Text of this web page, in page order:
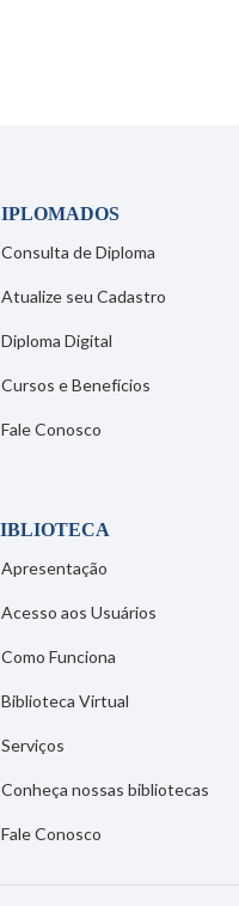
Consulta de Diploma
Atualize seu Cadastro
Diploma Digital
Cursos e Benefícios
Fale Conosco
Apresentação
Acesso aos Usuários
Como Funciona
Biblioteca Virtual
Serviços
Conheça nossas bibliotecas
Fale Conosco